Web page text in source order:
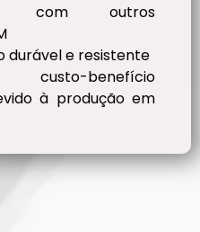
​​com outros
durável e resistente
benefício
à produção em